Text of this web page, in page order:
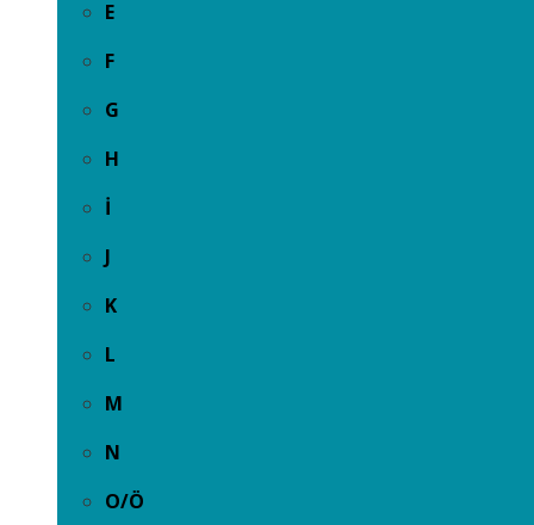
E
F
G
H
İ
J
K
L
M
N
O/Ö